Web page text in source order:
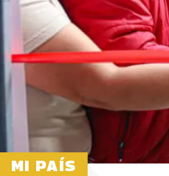
MI PAÍS